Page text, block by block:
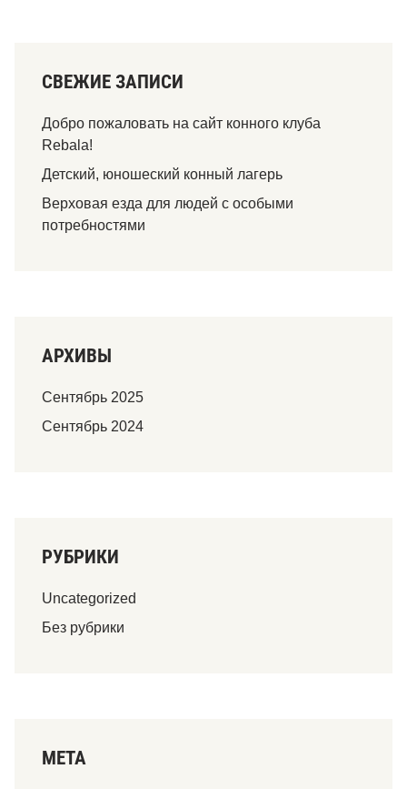
СВЕЖИЕ ЗАПИСИ
Добро пожаловать на сайт конного клуба
Rebala!
Детский, юношеский конный лагерь
Верховая езда для людей с особыми
потребностями
АРХИВЫ
Сентябрь 2025
Сентябрь 2024
РУБРИКИ
Uncategorized
Без рубрики
МЕТА